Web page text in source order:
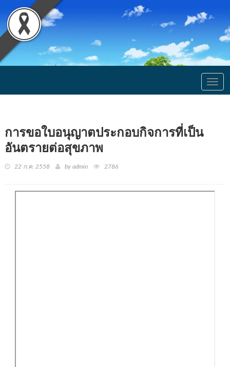
การขอใบอนุญาตประกอบกิจการที่เป็น
อันตรายต่อสุขภาพ
22 ก.ค. 2558 by admin 2786